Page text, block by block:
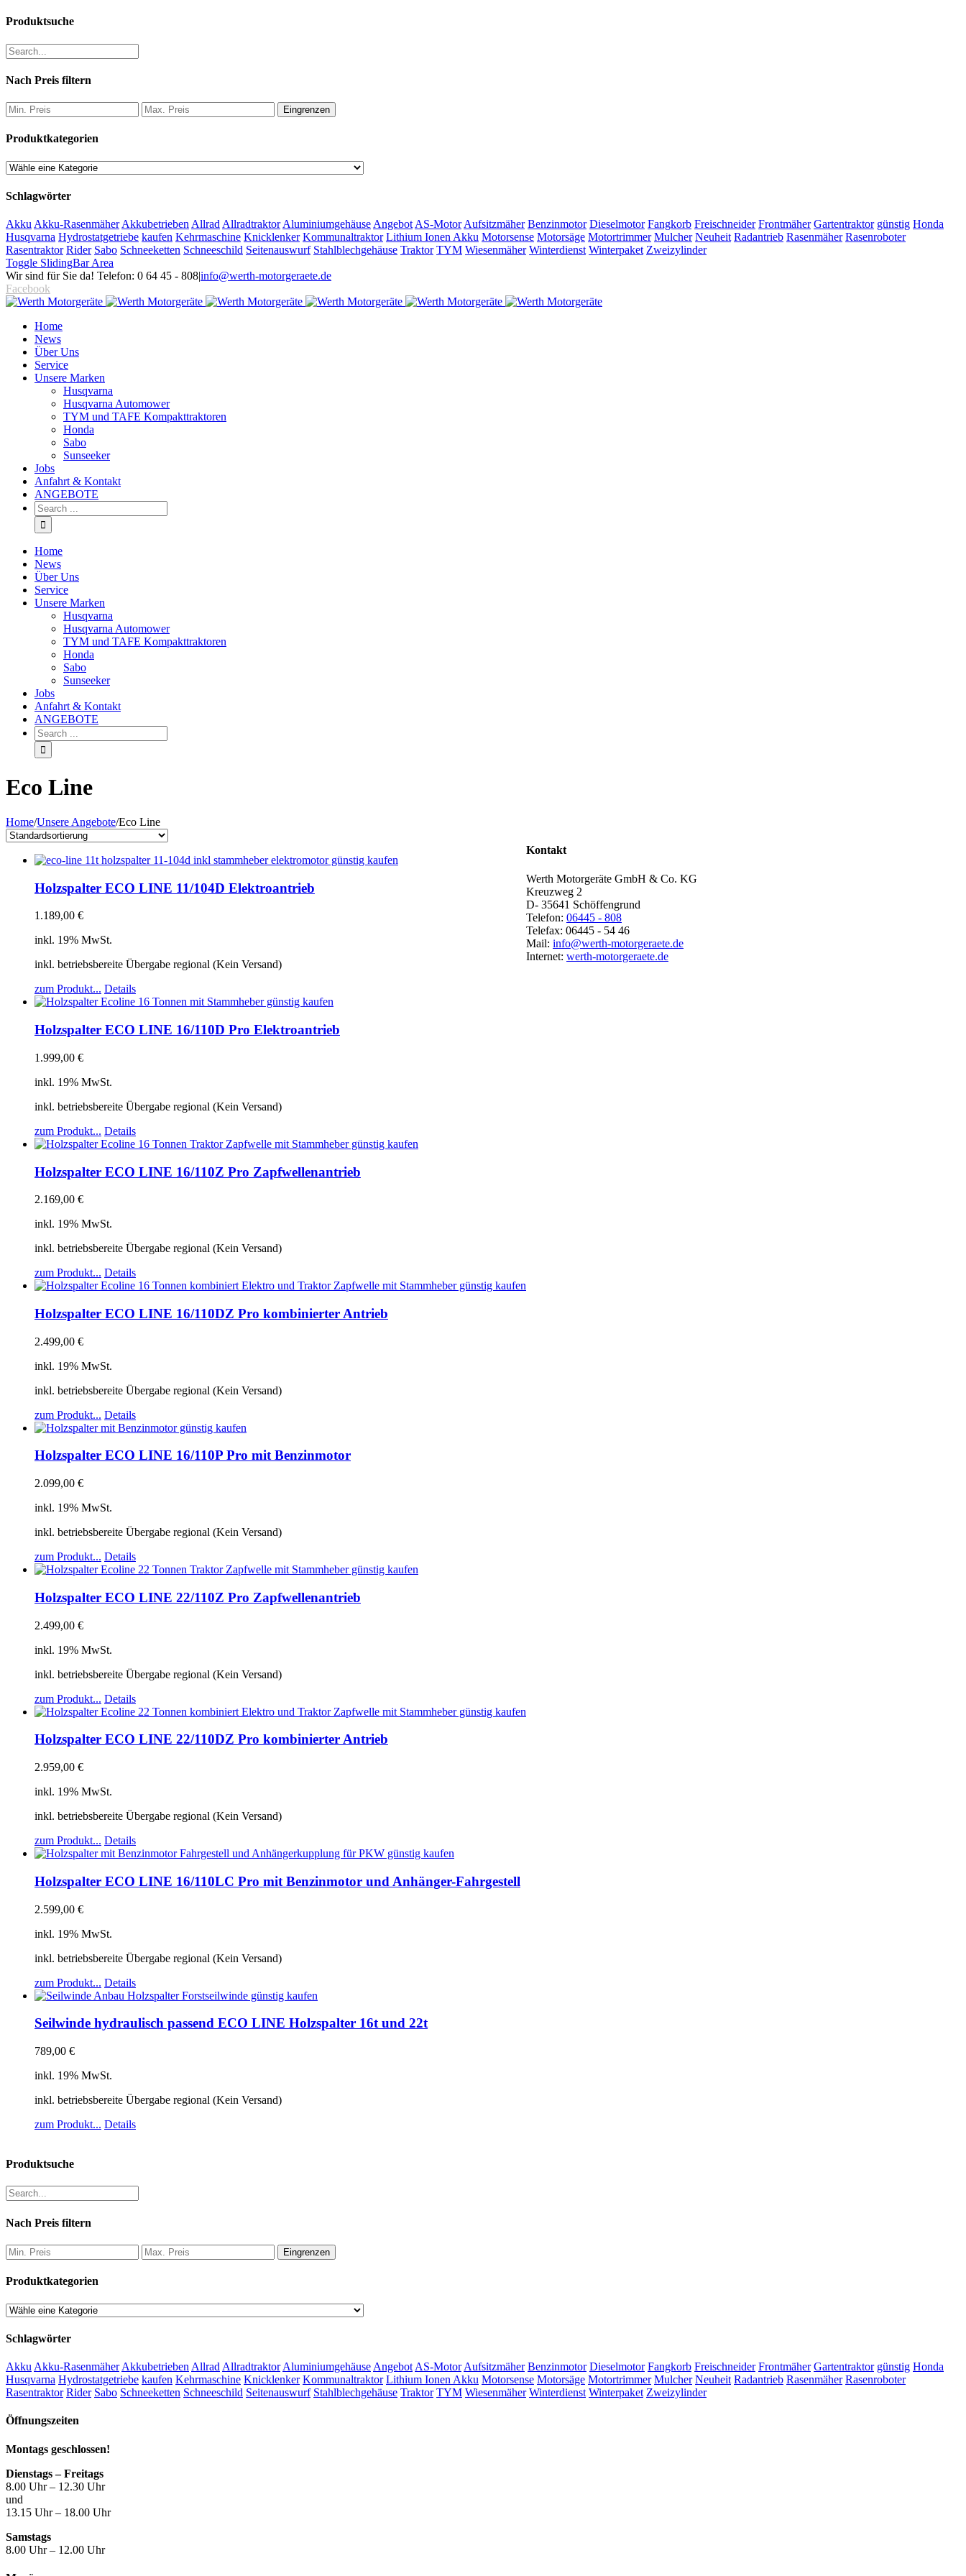
Produktsuche
Nach Preis filtern
Eingrenzen
Produktkategorien
Schlagwörter
Akku Akku-Rasenmäher Akkubetrieben Allrad Allradtraktor Aluminiumgehäuse Angebot AS-Motor Aufsitzmäher Benzinmotor Dieselmotor Fangkorb Freischneider Frontmäher Gartentraktor günstig Honda
Husqvarna Hydrostatgetriebe kaufen Kehrmaschine Knicklenker Kommunaltraktor Lithium Ionen Akku Motorsense Motorsäge Motortrimmer Mulcher Neuheit Radantrieb Rasenmäher Rasenroboter
Rasentraktor Rider Sabo Schneeketten Schneeschild Seitenauswurf Stahlblechgehäuse Traktor TYM Wiesenmäher Winterdienst Winterpaket Zweizylinder
Toggle SlidingBar Area
Wir sind für Sie da! Telefon: 0 64 45 - 808|info@werth-motorgeraete.de
Facebook
Home
News
Über Uns
Service
Unsere Marken
Husqvarna
Husqvarna Automower
TYM und TAFE Kompakttraktoren
Honda
Sabo
Sunseeker
Jobs
Anfahrt & Kontakt
ANGEBOTE
Home
News
Über Uns
Service
Unsere Marken
Husqvarna
Husqvarna Automower
TYM und TAFE Kompakttraktoren
Honda
Sabo
Sunseeker
Jobs
Anfahrt & Kontakt
ANGEBOTE
Eco Line
Home/Unsere Angebote/Eco Line
Holzspalter ECO LINE 11/104D Elektroantrieb
1.189,00 €
inkl. 19% MwSt.
inkl. betriebsbereite Übergabe regional (Kein Versand)
zum Produkt... Details
Holzspalter ECO LINE 16/110D Pro Elektroantrieb
1.999,00 €
inkl. 19% MwSt.
inkl. betriebsbereite Übergabe regional (Kein Versand)
zum Produkt... Details
Holzspalter ECO LINE 16/110Z Pro Zapfwellenantrieb
2.169,00 €
inkl. 19% MwSt.
inkl. betriebsbereite Übergabe regional (Kein Versand)
zum Produkt... Details
Holzspalter ECO LINE 16/110DZ Pro kombinierter Antrieb
2.499,00 €
inkl. 19% MwSt.
inkl. betriebsbereite Übergabe regional (Kein Versand)
zum Produkt... Details
Holzspalter ECO LINE 16/110P Pro mit Benzinmotor
2.099,00 €
inkl. 19% MwSt.
inkl. betriebsbereite Übergabe regional (Kein Versand)
zum Produkt... Details
Holzspalter ECO LINE 22/110Z Pro Zapfwellenantrieb
2.499,00 €
inkl. 19% MwSt.
inkl. betriebsbereite Übergabe regional (Kein Versand)
zum Produkt... Details
Holzspalter ECO LINE 22/110DZ Pro kombinierter Antrieb
2.959,00 €
inkl. 19% MwSt.
inkl. betriebsbereite Übergabe regional (Kein Versand)
zum Produkt... Details
Holzspalter ECO LINE 16/110LC Pro mit Benzinmotor und Anhänger-Fahrgestell
2.599,00 €
inkl. 19% MwSt.
inkl. betriebsbereite Übergabe regional (Kein Versand)
zum Produkt... Details
Seilwinde hydraulisch passend ECO LINE Holzspalter 16t und 22t
789,00 €
inkl. 19% MwSt.
inkl. betriebsbereite Übergabe regional (Kein Versand)
zum Produkt... Details
Produktsuche
Nach Preis filtern
Eingrenzen
Produktkategorien
Schlagwörter
Akku Akku-Rasenmäher Akkubetrieben Allrad Allradtraktor Aluminiumgehäuse Angebot AS-Motor Aufsitzmäher Benzinmotor Dieselmotor Fangkorb Freischneider Frontmäher Gartentraktor günstig Honda
Husqvarna Hydrostatgetriebe kaufen Kehrmaschine Knicklenker Kommunaltraktor Lithium Ionen Akku Motorsense Motorsäge Motortrimmer Mulcher Neuheit Radantrieb Rasenmäher Rasenroboter
Rasentraktor Rider Sabo Schneeketten Schneeschild Seitenauswurf Stahlblechgehäuse Traktor TYM Wiesenmäher Winterdienst Winterpaket Zweizylinder
Kontakt
Werth Motorgeräte GmbH & Co. KG
Kreuzweg 2
D- 35641 Schöffengrund
Telefon: 06445 - 808
Telefax: 06445 - 54 46
Mail: info@werth-motorgeraete.de
Internet: werth-motorgeraete.de
Öffnungszeiten
Montags geschlossen!
Dienstags – Freitags
8.00 Uhr – 12.30 Uhr
und
13.15 Uhr – 18.00 Uhr
Samstags
8.00 Uhr – 12.00 Uhr